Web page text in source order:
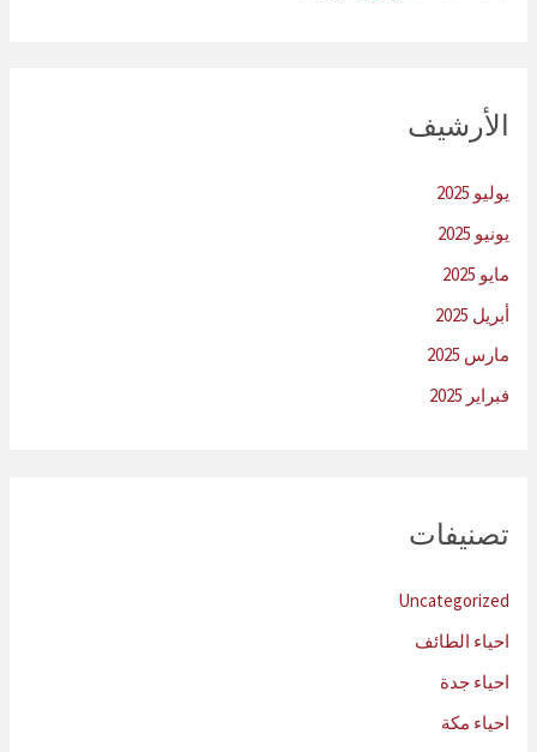
الأرشيف
يوليو 2025
يونيو 2025
مايو 2025
أبريل 2025
مارس 2025
فبراير 2025
تصنيفات
Uncategorized
احياء الطائف
احياء جدة
احياء مكة